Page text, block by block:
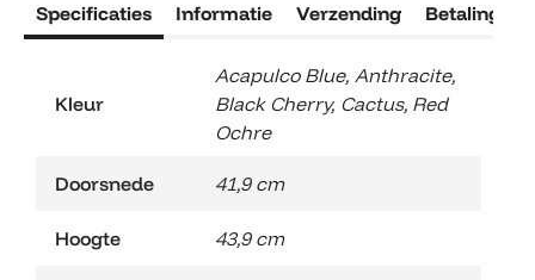
Specificaties Informatie Verzending Betaling
Kleur
Acapulco Blue, Anthracite,
Black Cherry, Cactus, Red
Ochre
Doorsnede 41,9 cm
Hoogte 43,9 cm